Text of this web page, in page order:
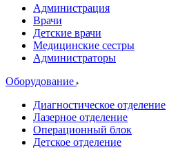
Администрация
Врачи
Детские врачи
Медицинские сестры
Администраторы
Оборудование
Диагностическое отделение
Лазерное отделение
Операционный блок
Детское отделение